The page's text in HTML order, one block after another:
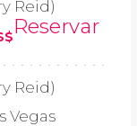
Reid)
Reservar
Reid)
Vegas